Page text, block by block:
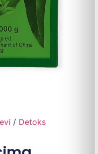
/ Detoks